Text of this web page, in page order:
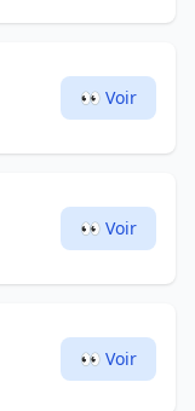
👀 Voir
👀 Voir
👀 Voir